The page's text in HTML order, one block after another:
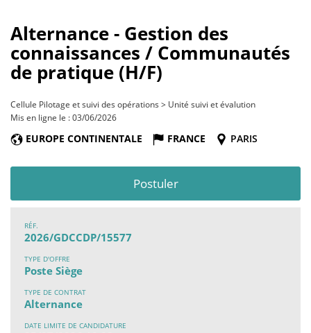
Alternance - Gestion des
connaissances / Communautés
de pratique (H/F)
Cellule Pilotage et suivi des opérations > Unité suivi et évalution
Mis en ligne le : 03/06/2026
EUROPE CONTINENTALE FRANCE PARIS
Postuler
RÉF.
2026/GDCCDP/15577
TYPE D'OFFRE
Poste Siège
TYPE DE CONTRAT
Alternance
DATE LIMITE DE CANDIDATURE